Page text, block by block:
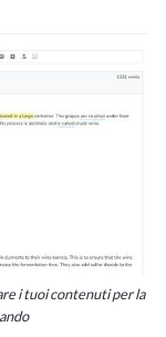
i tuoi contenuti per la